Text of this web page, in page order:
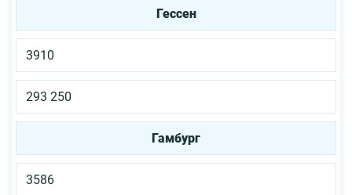
Гессен
3910
293 250
Гамбург
3586